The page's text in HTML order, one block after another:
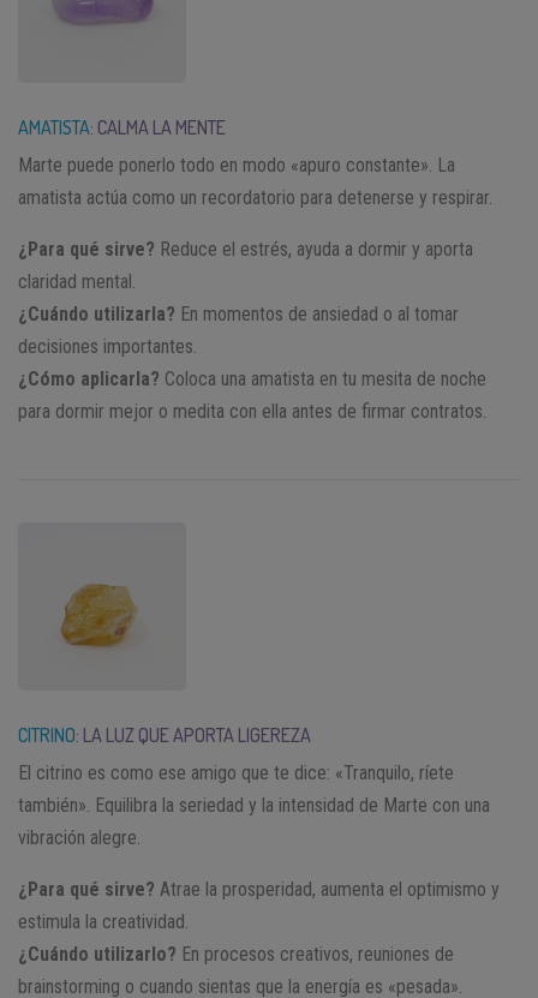
AMATISTA: CALMA LA MENTE
Marte puede ponerlo todo en modo «apuro constante». La
amatista actúa como un recordatorio para detenerse y respirar.
¿Para qué sirve? Reduce el estrés, ayuda a dormir y aporta
claridad mental.
¿Cuándo utilizarla? En momentos de ansiedad o al tomar
decisiones importantes.
¿Cómo aplicarla? Coloca una amatista en tu mesita de noche
para dormir mejor o medita con ella antes de firmar contratos.
CITRINO: LA LUZ QUE APORTA LIGEREZA
El citrino es como ese amigo que te dice: «Tranquilo, ríete
también». Equilibra la seriedad y la intensidad de Marte con una
vibración alegre.
¿Para qué sirve? Atrae la prosperidad, aumenta el optimismo y
estimula la creatividad.
¿Cuándo utilizarlo? En procesos creativos, reuniones de
brainstorming o cuando sientas que la energía es «pesada».